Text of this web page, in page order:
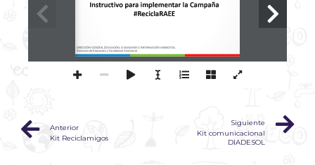
Instructivo para implementar la Campaña
#ReciclaRAEE
DIRECCIÓN GENERAL EDUCACIÓN, CIUDADANÍA E INFORMACIÓN AMBIENTAL
Dirección de Educación y Ciudadanía Ambiental
Anterior
Kit Reciclamigos
Siguiente
Kit comunicacional
DIADESOL